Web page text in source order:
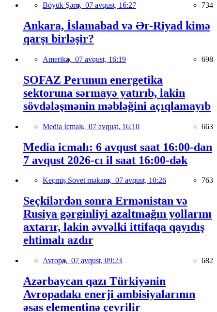
Böyük Şərq, 07 avqust, 16:27 734
Ankara, İslamabad və Ər-Riyad kimə
qarşı birləşir?
Amerika, 07 avqust, 16:19 698
SOFAZ Perunun energetika
sektoruna sərmayə yatırıb, lakin
sövdələşmənin məbləğini açıqlamayıb
Media İcmalı, 07 avqust, 16:10 663
Media icmalı: 6 avqust saat 16:00-dan
7 avqust 2026-cı il saat 16:00-dək
Keçmiş Sovet məkanı, 07 avqust, 10:26 763
Seçkilərdən sonra Ermənistan və
Rusiya gərginliyi azaltmağın yollarını
axtarır, lakin əvvəlki ittifaqa qayıdış
ehtimalı azdır
Avropa, 07 avqust, 09:23 682
Azərbaycan qazı Türkiyənin
Avropadakı enerji ambisiyalarının
əsas elementinə çevrilir